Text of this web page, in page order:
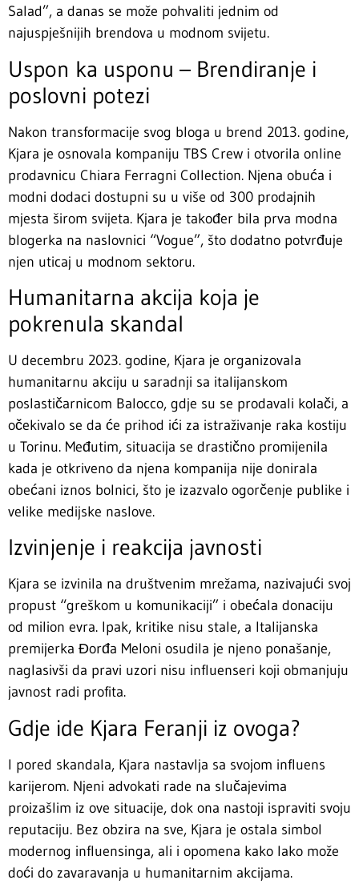
Salad”, a danas se može pohvaliti jednim od
najuspješnijih brendova u modnom svijetu.
Uspon ka usponu – Brendiranje i
poslovni potezi
Nakon transformacije svog bloga u brend 2013. godine,
Kjara je osnovala kompaniju TBS Crew i otvorila online
prodavnicu Chiara Ferragni Collection. Njena obuća i
modni dodaci dostupni su u više od 300 prodajnih
mjesta širom svijeta. Kjara je također bila prva modna
blogerka na naslovnici “Vogue”, što dodatno potvrđuje
njen uticaj u modnom sektoru.
Humanitarna akcija koja je
pokrenula skandal
U decembru 2023. godine, Kjara je organizovala
humanitarnu akciju u saradnji sa italijanskom
poslastičarnicom Balocco, gdje su se prodavali kolači, a
očekivalo se da će prihod ići za istraživanje raka kostiju
u Torinu. Međutim, situacija se drastično promijenila
kada je otkriveno da njena kompanija nije donirala
obećani iznos bolnici, što je izazvalo ogorčenje publike i
velike medijske naslove.
Izvinjenje i reakcija javnosti
Kjara se izvinila na društvenim mrežama, nazivajući svoj
propust “greškom u komunikaciji” i obećala donaciju
od milion evra. Ipak, kritike nisu stale, a Italijanska
premijerka Đorđa Meloni osudila je njeno ponašanje,
naglasivši da pravi uzori nisu influenseri koji obmanjuju
javnost radi profita.
Gdje ide Kjara Feranji iz ovoga?
I pored skandala, Kjara nastavlja sa svojom influens
karijerom. Njeni advokati rade na slučajevima
proizašlim iz ove situacije, dok ona nastoji ispraviti svoju
reputaciju. Bez obzira na sve, Kjara je ostala simbol
modernog influensinga, ali i opomena kako lako može
doći do zavaravanja u humanitarnim akcijama.